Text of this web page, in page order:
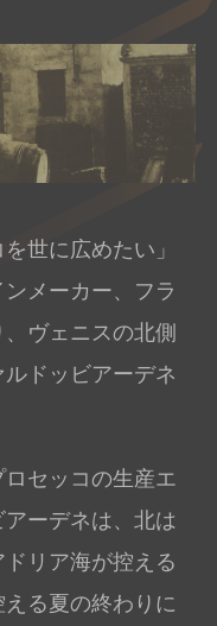
世に広めたい」
メーカー、フラ
ヴェニスの北側
ドッビアーデネ
セッコの生産エ
ーデネは、北は
リア海が控える
る夏の終わりに